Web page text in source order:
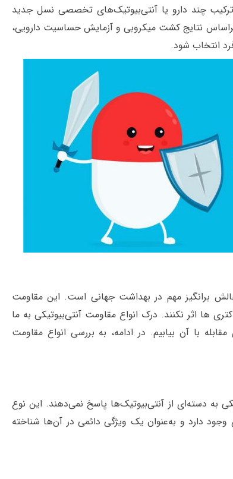
چند دارو یا آنتی‌بیوتیک‌های تخصصی نسل جدید
نتایج کشت میکروبی و آزمایش حساسیت دارویی،
انتخاب شود.
برانگیز مهم در بهداشت جهانی است. این مقاومت
ها اثر نکنند. درک انواع مقاومت آنتی‌بیوتیکی به ما
با آن بیابیم. در ادامه، به بررسی انواع مقاومت
به دسته‌ای از آنتی‌بیوتیک‌ها پاسخ نمی‌دهند. این نوع
وجود دارد و به‌عنوان یک ویژگی دائمی در آن‌ها شناخته